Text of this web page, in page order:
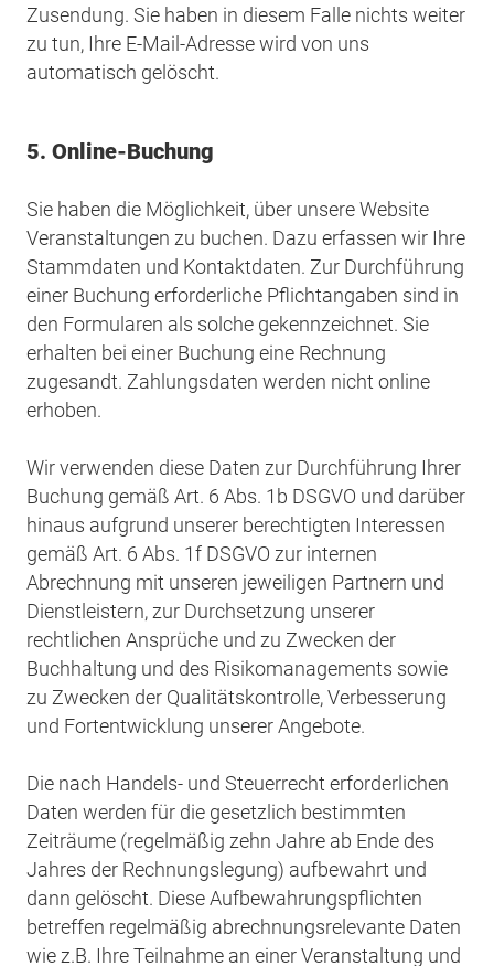
Zusendung. Sie haben in diesem Falle nichts weiter
zu tun, Ihre E-Mail-Adresse wird von uns
automatisch gelöscht.
5. Online-Buchung
Sie haben die Möglichkeit, über unsere Website
Veranstaltungen zu buchen. Dazu erfassen wir Ihre
Stammdaten und Kontaktdaten. Zur Durchführung
einer Buchung erforderliche Pflichtangaben sind in
den Formularen als solche gekennzeichnet. Sie
erhalten bei einer Buchung eine Rechnung
zugesandt. Zahlungsdaten werden nicht online
erhoben.
Wir verwenden diese Daten zur Durchführung Ihrer
Buchung gemäß Art. 6 Abs. 1b DSGVO und darüber
hinaus aufgrund unserer berechtigten Interessen
gemäß Art. 6 Abs. 1f DSGVO zur internen
Abrechnung mit unseren jeweiligen Partnern und
Dienstleistern, zur Durchsetzung unserer
rechtlichen Ansprüche und zu Zwecken der
Buchhaltung und des Risikomanagements sowie
zu Zwecken der Qualitätskontrolle, Verbesserung
und Fortentwicklung unserer Angebote.
Die nach Handels- und Steuerrecht erforderlichen
Daten werden für die gesetzlich bestimmten
Zeiträume (regelmäßig zehn Jahre ab Ende des
Jahres der Rechnungslegung) aufbewahrt und
dann gelöscht. Diese Aufbewahrungspflichten
betreffen regelmäßig abrechnungsrelevante Daten
wie z.B. Ihre Teilnahme an einer Veranstaltung und